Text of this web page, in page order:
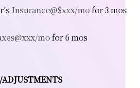
Insurance@$xxx/mo for 3 mos
mo for 6 mos